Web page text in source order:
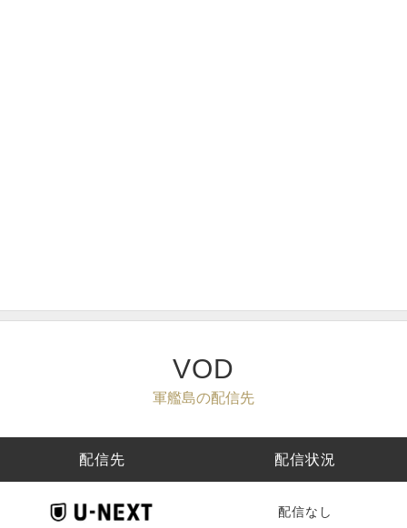
VOD
軍艦島の配信先
配信先 配信状況
配信なし